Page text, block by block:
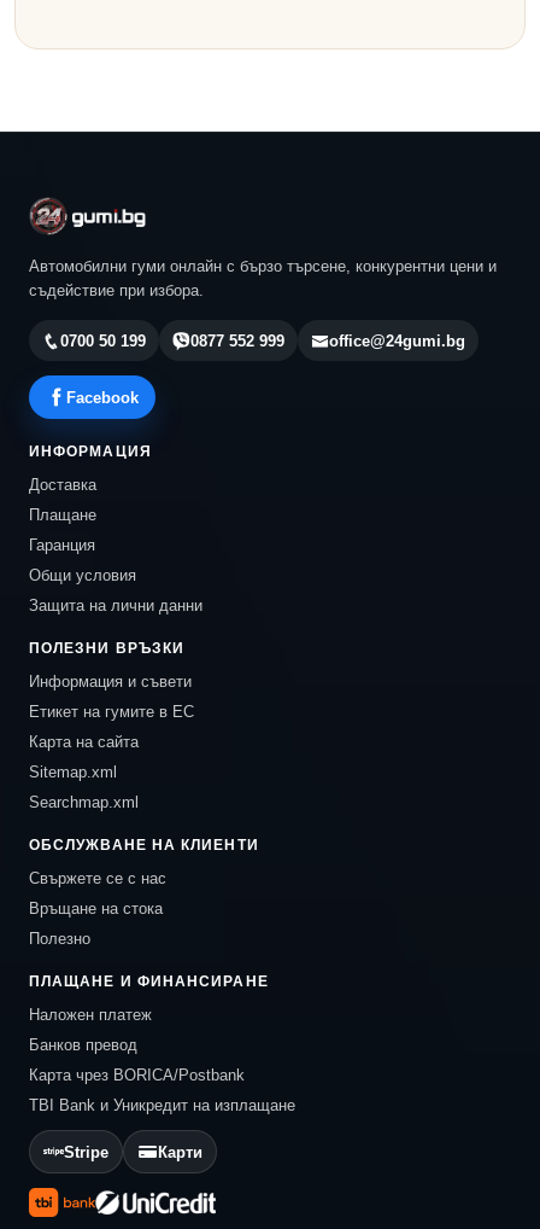
Автомобилни гуми онлайн с бързо търсене, конкурентни цени и
съдействие при избора.
0700 50 199 0877 552 999 office@24gumi.bg
Facebook
ИНФОРМАЦИЯ
Доставка
Плащане
Гаранция
Общи условия
Защита на лични данни
ПОЛЕЗНИ ВРЪЗКИ
Информация и съвети
Етикет на гумите в ЕС
Карта на сайта
Sitemap.xml
Searchmap.xml
ОБСЛУЖВАНЕ НА КЛИЕНТИ
Свържете се с нас
Връщане на стока
Полезно
ПЛАЩАНЕ И ФИНАНСИРАНЕ
Наложен платеж
Банков превод
Карта чрез BORICA/Postbank
TBI Bank и Уникредит на изплащане
Stripe Карти